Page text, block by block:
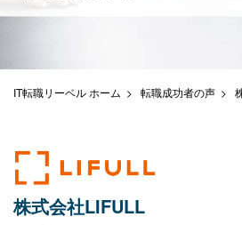
IT転職リーベル ホーム 転職成功者の声
株式会社LIFULL